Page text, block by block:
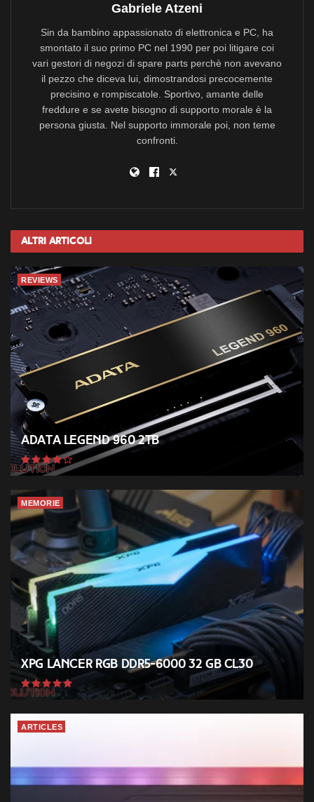
Gabriele Atzeni
Sin da bambino appassionato di elettronica e PC, ha
smontato il suo primo PC nel 1990 per poi litigare coi
vari gestori di negozi di spare parts perchè non avevano
il pezzo che diceva lui, dimostrandosi precocemente
precisino e rompiscatole. Sportivo, amante delle
freddure e se avete bisogno di supporto morale è la
persona giusta. Nel supporto immorale poi, non teme
confronti.
Altri Articoli
REVIEWS
ADATA Legend 960 2TB
MEMORIE
XPG Lancer RGB DDR5-6000 32 GB CL30
ARTICLES